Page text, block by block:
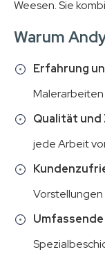
Weesen. Sie
Warum
Erfahrung
Malerarbeiten
Qualität und
jede Arbeit